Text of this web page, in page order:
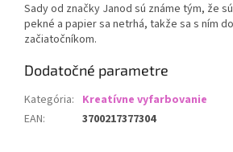
Sady od značky Janod sú známe tým, že
pekné a papier sa netrhá, takže sa s ním
začiatočníkom.
Dodatočné parametre
Kategória: Kreatívne vyfarbovanie
EAN: 3700217377304